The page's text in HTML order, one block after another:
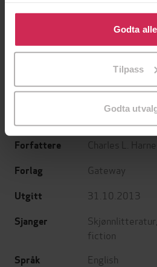
Klikk på «Godta alle» for å gi
bruke cookies for alle disse
tilpasse ditt samtykke til
Godta alle
Tilpass
Godta
Minnesota
Forfattere Charles L.
Forlag Gateway
Utgitt 31.10.2013
Sjanger Skjønnlitteratur
fiction
Språk English